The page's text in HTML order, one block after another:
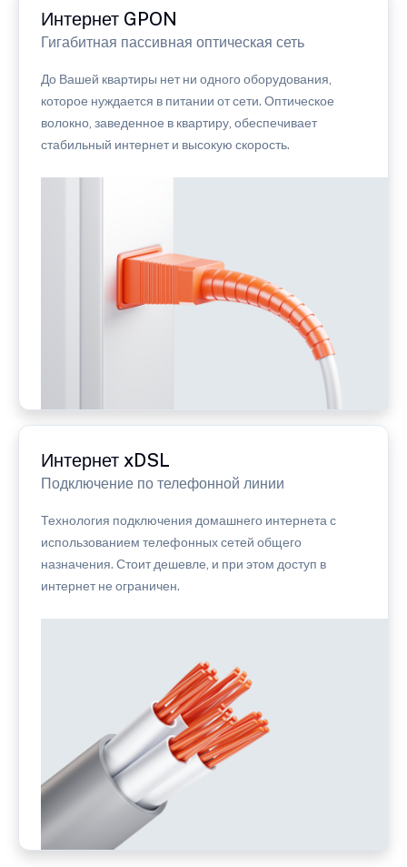
Интернет GPON
Гигабитная пассивная оптическая сеть
До Вашей квартиры нет ни одного оборудования,
которое нуждается в питании от сети. Оптическое
волокно, заведенное в квартиру, обеспечивает
стабильный интернет и высокую скорость.
Интернет xDSL
Подключение по телефонной линии
Технология подключения домашнего интернета с
использованием телефонных сетей общего
назначения. Стоит дешевле, и при этом доступ в
интернет не ограничен.